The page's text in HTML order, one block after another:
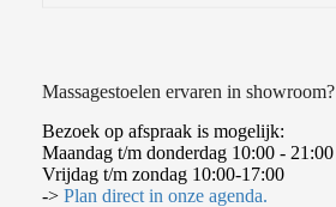
Massagestoelen ervaren in showroom?
Bezoek op afspraak is mogelijk:
Maandag t/m donderdag 10:00 - 21:00
Vrijdag t/m zondag 10:00-17:00
-> Plan direct in onze agenda.